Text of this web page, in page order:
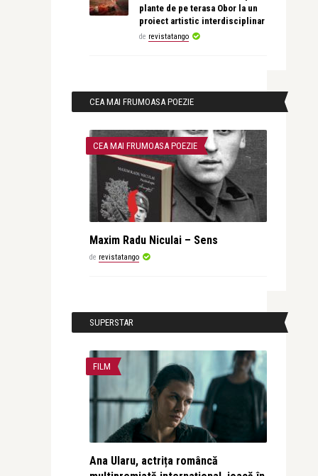
plante de pe terasa Obor la un
proiect artistic interdisciplinar
de revistatango
CEA MAI FRUMOASA POEZIE
CEA MAI FRUMOASA POEZIE
Maxim Radu Niculai – Sens
de revistatango
SUPERSTAR
FILM
Ana Ularu, actrița româncă